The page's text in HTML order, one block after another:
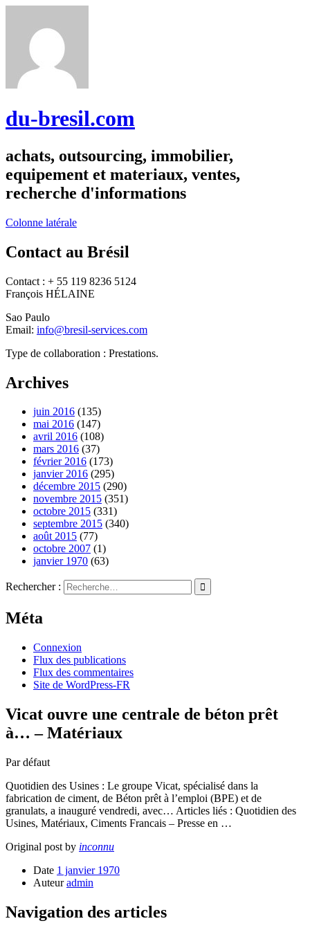
du-bresil.com
achats, outsourcing, immobilier,
equipement et materiaux, ventes,
recherche d'informations
Colonne latérale
Contact au Brésil
Contact : + 55 119 8236 5124
François HÉLAINE
Sao Paulo
Email: info@bresil-services.com
Type de collaboration : Prestations.
Archives
juin 2016 (135)
mai 2016 (147)
avril 2016 (108)
mars 2016 (37)
février 2016 (173)
janvier 2016 (295)
décembre 2015 (290)
novembre 2015 (351)
octobre 2015 (331)
septembre 2015 (340)
août 2015 (77)
octobre 2007 (1)
janvier 1970 (63)
Rechercher :
Méta
Connexion
Flux des publications
Flux des commentaires
Site de WordPress-FR
Vicat ouvre une centrale de béton prêt
à… – Matériaux
Par défaut
Quotidien des Usines : Le groupe Vicat, spécialisé dans la
fabrication de ciment, de Béton prêt à l’emploi (BPE) et de
granulats, a inauguré vendredi, avec… Articles liés : Quotidien des
Usines, Matériaux, Ciments Francais – Presse en …
Original post by inconnu
Date 1 janvier 1970
Auteur admin
Navigation des articles